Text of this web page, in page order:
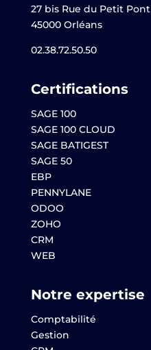
27 bis Rue du Petit Pont
45000 Orléans
02.38.72.50.50
Certifications
SAGE 100
SAGE 100 CLOUD
SAGE BATIGEST
SAGE 50
EBP
PENNYLANE
ODOO
ZOHO
CRM
WEB
Notre expertise
Comptabilité
Gestion